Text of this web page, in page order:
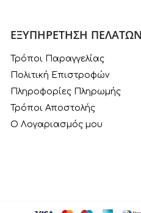
ΕΞΥΠΗΡΕΤΗΣΗ
Τρόποι Παραγγελίας
Πολιτική Επιστροφών
Πληροφορίες Πληρωμής
Τρόποι Αποστολής
Ο Λογαριασμός μου